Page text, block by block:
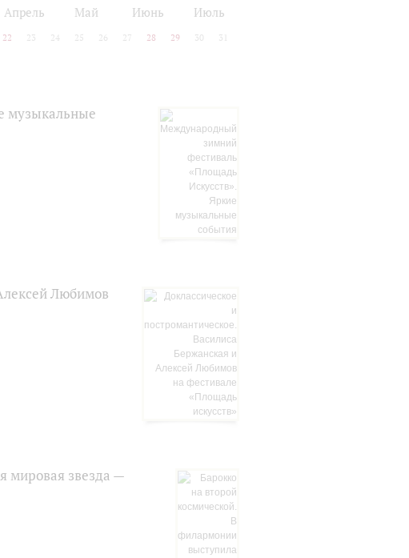
Апрель Май Июнь Июль
22 23 24 25 26 27 28 29 30 31
музыкальные
Любимов
мировая звезда —